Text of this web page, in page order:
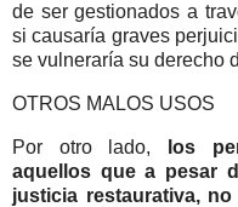
de ser gestionados a
si causaría graves
se vulneraría su derecho
OTROS MALOS USOS
Por otro lado,
los
aquellos que a pesar
justicia restaurativa,